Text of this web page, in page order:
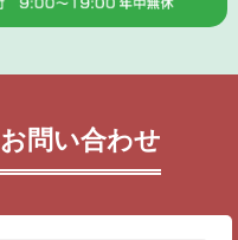
問い合わせ